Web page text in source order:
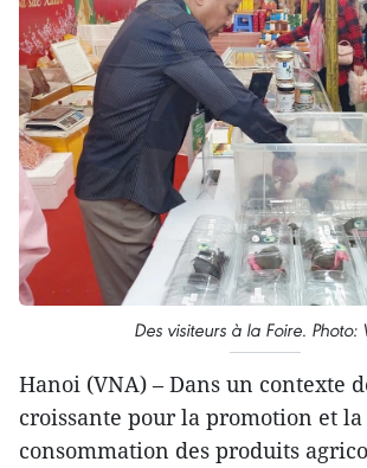
Des visiteurs à la Foire. Photo:
Hanoi (VNA) – Dans un contexte
croissante pour la promotion et la
consommation des produits